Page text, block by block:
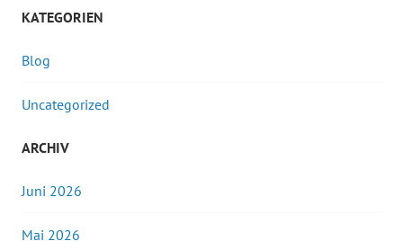
KATEGORIEN
Blog
Uncategorized
ARCHIV
Juni 2026
Mai 2026